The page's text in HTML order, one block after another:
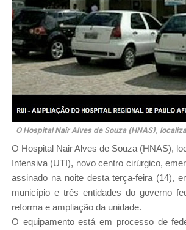
O Hospital Nair Alves de Souza (HNAS),
O Hospital Nair Alves de Souza (HNAS),
Intensiva (UTI), novo centro cirúrgico,
assinado na noite desta terça-feira (14),
município e três entidades do governo
reforma e ampliação da unidade.
O equipamento está em processo de